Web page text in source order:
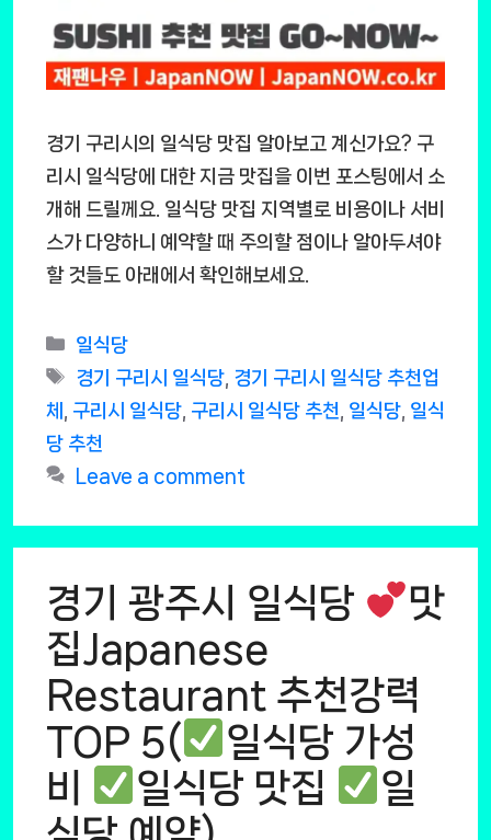
경기 구리시의 일식당 맛집 알아보고 계신가요? 구
리시 일식당에 대한 지금 맛집을 이번 포스팅에서 소
개해 드릴께요. 일식당 맛집 지역별로 비용이나 서비
스가 다양하니 예약할 때 주의할 점이나 알아두셔야
할 것들도 아래에서 확인해보세요.
Categories
일식당
Tags
경기 구리시 일식당 경기 구리시 일식당 추천업
체
구리시 일식당 구리시 일식당 추천 일식당 일식
당 추천
Leave a comment
경기 광주시 일식당
맛
집Japanese
Restaurant 추천강력
TOP 5(
일식당 가성
비
일식당 맛집
일